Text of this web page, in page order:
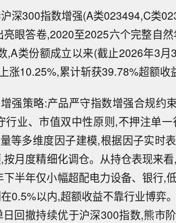
深300指数增强(A类023494,C类
眼答卷,2020至2025六个完整自
,A类份额成立以来(截止2026年3月
涨10.25%,累计斩获39.78%超额收
强策略:产品严守指数增强合规约
业、市值双中性原则,不押注单一
等多维度因子建模,根据因子实时
月度精细化调仓。从持仓表现来
半年仅小幅超配电力设备、银行,
0.5%以内,超额收益不靠行业博弈
回撤持续优于沪深300指数,熊市